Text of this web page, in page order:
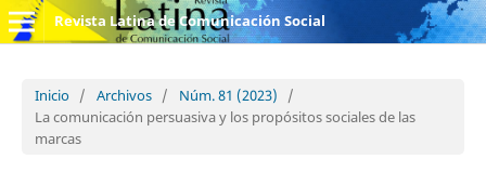
Revista Latina de Comunicación Social
Inicio / Archivos / Núm. 81 (2023)
/
La comunicación persuasiva y los propósitos sociales de las
marcas